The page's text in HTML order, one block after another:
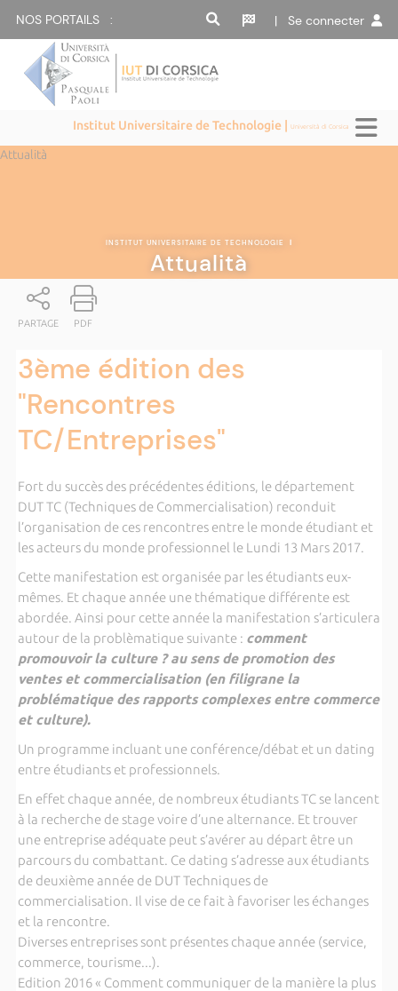
NOS PORTAILS : | Se connecter
Institut Universitaire de Technologie |Università di Corsica
Attualità
INSTITUT UNIVERSITAIRE DE TECHNOLOGIE |
Attualità
PARTAGE PDF
3ème édition des
"Rencontres
TC/Entreprises"
Fort du succès des précédentes éditions, le département
DUT TC (Techniques de Commercialisation) reconduit
l’organisation de ces rencontres entre le monde étudiant et
les acteurs du monde professionnel le Lundi 13 Mars 2017.
Cette manifestation est organisée par les étudiants eux-
mêmes. Et chaque année une thématique différente est
abordée. Ainsi pour cette année la manifestation s’articulera
autour de la problèmatique suivante : comment
promouvoir la culture ? au sens de promotion des
ventes et commercialisation (en filigrane la
problématique des rapports complexes entre commerce
et culture).
Un programme incluant une conférence/débat et un dating
entre étudiants et professionnels.
En effet chaque année, de nombreux étudiants TC se lancent
à la recherche de stage voire d’une alternance. Et trouver
une entreprise adéquate peut s’avérer au départ être un
parcours du combattant. Ce dating s’adresse aux étudiants
de deuxième année de DUT Techniques de
commercialisation. Il vise de ce fait à favoriser les échanges
et la rencontre.
Diverses entreprises sont présentes chaque année (service,
commerce, tourisme...).
Edition 2016 « Comment communiquer de la manière la plus